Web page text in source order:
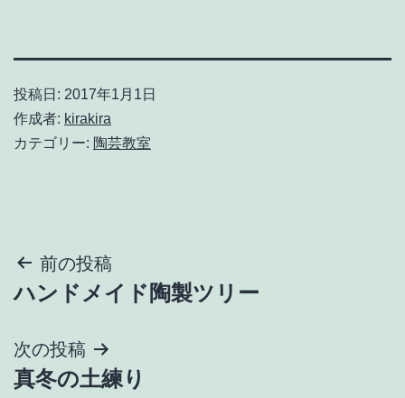
投稿日: 2017年1月1日
作成者: kirakira
カテゴリー: 陶芸教室
投
稿
ナ
前の投稿
ハンドメイド陶製ツリー
次の投稿
真冬の土練り